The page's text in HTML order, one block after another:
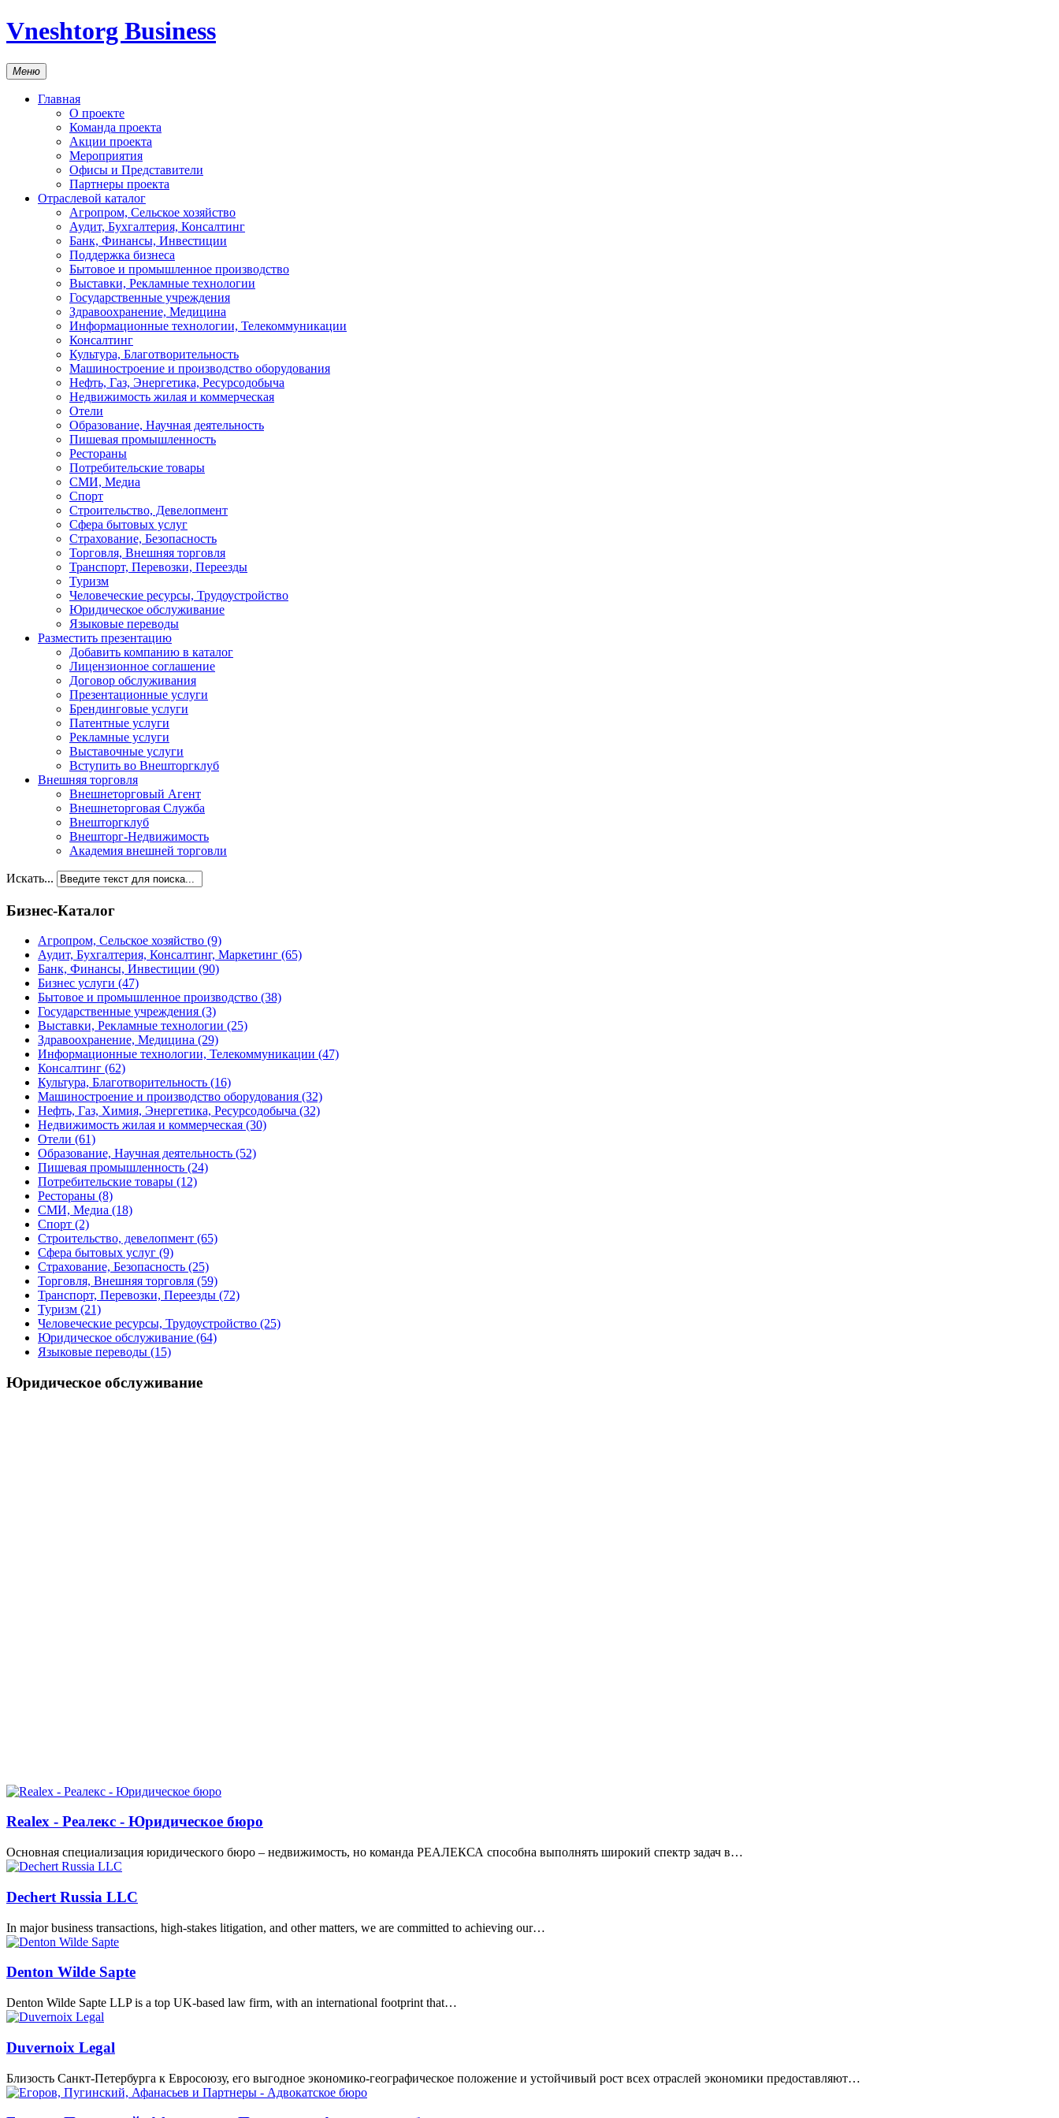
Vneshtorg Business
Меню
Главная
О проекте
Команда проекта
Акции проекта
Мероприятия
Офисы и Представители
Партнеры проекта
Отраслевой каталог
Агропром, Сельское хозяйство
Аудит, Бухгалтерия, Консалтинг
Банк, Финансы, Инвестиции
Поддержка бизнеса
Бытовое и промышленное производство
Выставки, Рекламные технологии
Государственные учреждения
Здравоохранение, Медицина
Информационные технологии, Телекоммуникации
Консалтинг
Культура, Благотворительность
Машиностроение и производство оборудования
Нефть, Газ, Энергетика, Ресурсодобыча
Недвижимость жилая и коммерческая
Отели
Образование, Научная деятельность
Пишевая промышленность
Рестораны
Потребительские товары
СМИ, Медиа
Спорт
Строительство, Девелопмент
Сфера бытовых услуг
Страхование, Безопасность
Торговля, Внешняя торговля
Транспорт, Перевозки, Переезды
Туризм
Человеческие ресурсы, Трудоустройство
Юридическое обслуживание
Языковые переводы
Разместить презентацию
Добавить компанию в каталог
Лицензионное соглашение
Договор обслуживания
Презентационные услуги
Брендинговые услуги
Патентные услуги
Рекламные услуги
Выставочные услуги
Вступить во Внешторгклуб
Внешняя торговля
Внешнеторговый Агент
Внешнеторговая Служба
Внешторгклуб
Внешторг-Недвижимость
Академия внешней торговли
Искать...
Бизнес-Каталог
Агропром, Сельское хозяйство (9)
Аудит, Бухгалтерия, Консалтинг, Маркетинг (65)
Банк, Финансы, Инвестиции (90)
Бизнес услуги (47)
Бытовое и промышленное производство (38)
Государственные учреждения (3)
Выставки, Рекламные технологии (25)
Здравоохранение, Медицина (29)
Информационные технологии, Телекоммуникации (47)
Консалтинг (62)
Культура, Благотворительность (16)
Машиностроение и производство оборудования (32)
Нефть, Газ, Химия, Энергетика, Ресурсодобыча (32)
Недвижимость жилая и коммерческая (30)
Отели (61)
Образование, Научная деятельность (52)
Пишевая промышленность (24)
Потребительские товары (12)
Рестораны (8)
СМИ, Медиа (18)
Спорт (2)
Строительство, девелопмент (65)
Сфера бытовых услуг (9)
Страхование, Безопасность (25)
Торговля, Внешняя торговля (59)
Транспорт, Перевозки, Переезды (72)
Туризм (21)
Человеческие ресурсы, Трудоустройство (25)
Юридическое обслуживание (64)
Языковые переводы (15)
Юридическое обслуживание
Realex - Реалекс - Юридическое бюро
Основная специализация юридического бюро – недвижимость, но команда РЕАЛЕКСА способна выполнять широкий спектр задач в…
Dechert Russia LLC
In major business transactions, high-stakes litigation, and other matters, we are committed to achieving our…
Denton Wilde Sapte
Denton Wilde Sapte LLP is a top UK-based law firm, with an international footprint that…
Duvernoix Legal
Близость Санкт-Петербурга к Евросоюзу, его выгодное экономико-географическое положение и устойчивый рост всех отраслей экономики предоставляют…